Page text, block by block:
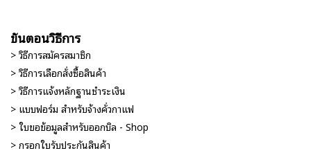
ขั้นตอนวิธีการ
> วิธีการสมัครสมาชิก
> วิธีการเลือกสั่งซื้อสินค้า
> วิธีการแจ้งหลักฐานชำระเงิน
> แบบฟอร์ม สำหรับจ้างคั่วกาแฟ
> ใบขอข้อมูลสำหรับออกบิล - Shop
> กรอกใบรับประกันสินค้า